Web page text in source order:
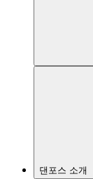
댄포스 소개